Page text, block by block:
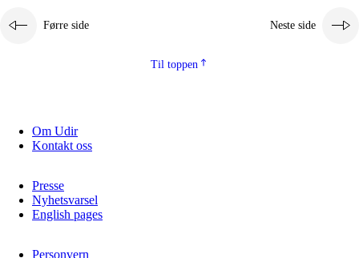
Førre side Neste side
Til toppen
Om Udir
Kontakt oss
Presse
Nyhetsvarsel
English pages
Personvern